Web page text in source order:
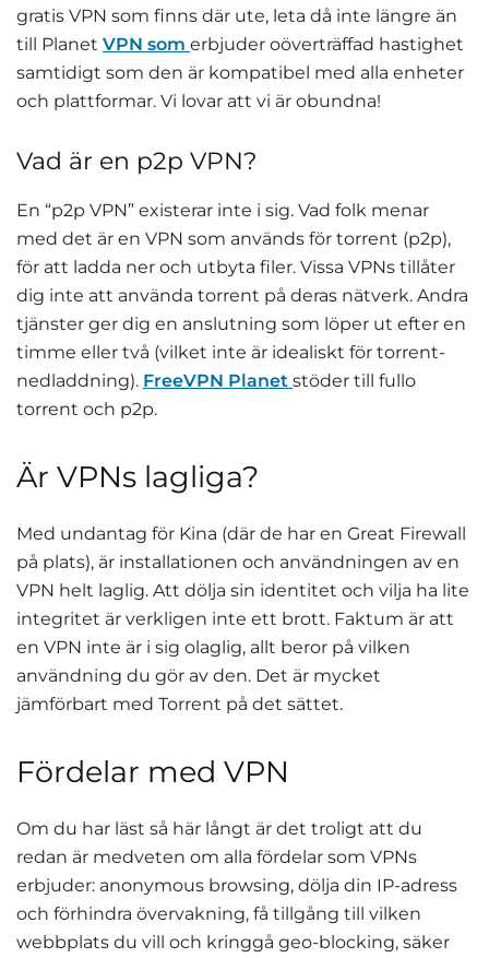
gratis VPN som finns där ute, leta då inte längre än
till Planet VPN som erbjuder oöverträffad hastighet
samtidigt som den är kompatibel med alla enheter
och plattformar. Vi lovar att vi är obundna!
Vad är en p2p VPN?
En “p2p VPN” existerar inte i sig. Vad folk menar
med det är en VPN som används för torrent (p2p),
för att ladda ner och utbyta filer. Vissa VPNs tillåter
dig inte att använda torrent på deras nätverk. Andra
tjänster ger dig en anslutning som löper ut efter en
timme eller två (vilket inte är idealiskt för torrent-
nedladdning). FreeVPN Planet stöder till fullo
torrent och p2p.
Är VPNs lagliga?
Med undantag för Kina (där de har en Great Firewall
på plats), är installationen och användningen av en
VPN helt laglig. Att dölja sin identitet och vilja ha lite
integritet är verkligen inte ett brott. Faktum är att
en VPN inte är i sig olaglig, allt beror på vilken
användning du gör av den. Det är mycket
jämförbart med Torrent på det sättet.
Fördelar med VPN
Om du har läst så här långt är det troligt att du
redan är medveten om alla fördelar som VPNs
erbjuder: anonymous browsing, dölja din IP-adress
och förhindra övervakning, få tillgång till vilken
webbplats du vill och kringgå geo-blocking, säker